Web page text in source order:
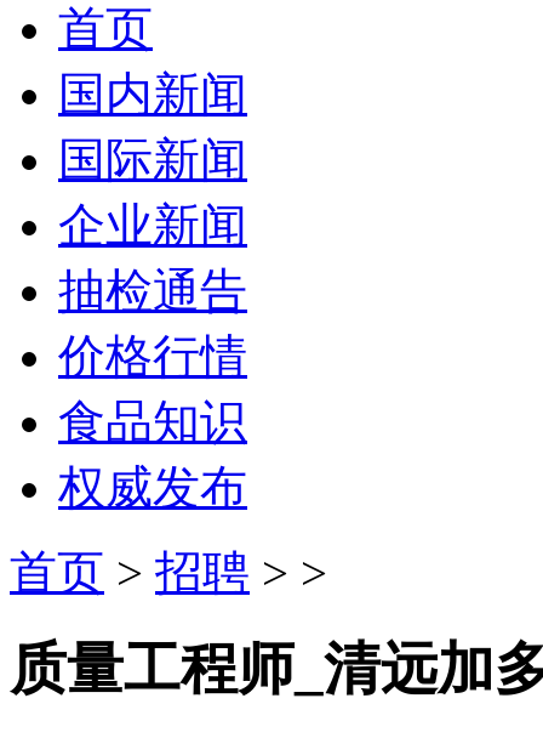
首页
国内新闻
国际新闻
企业新闻
抽检通告
价格行情
食品知识
权威发布
首页 > 招聘 > >
质量工程师_清远加